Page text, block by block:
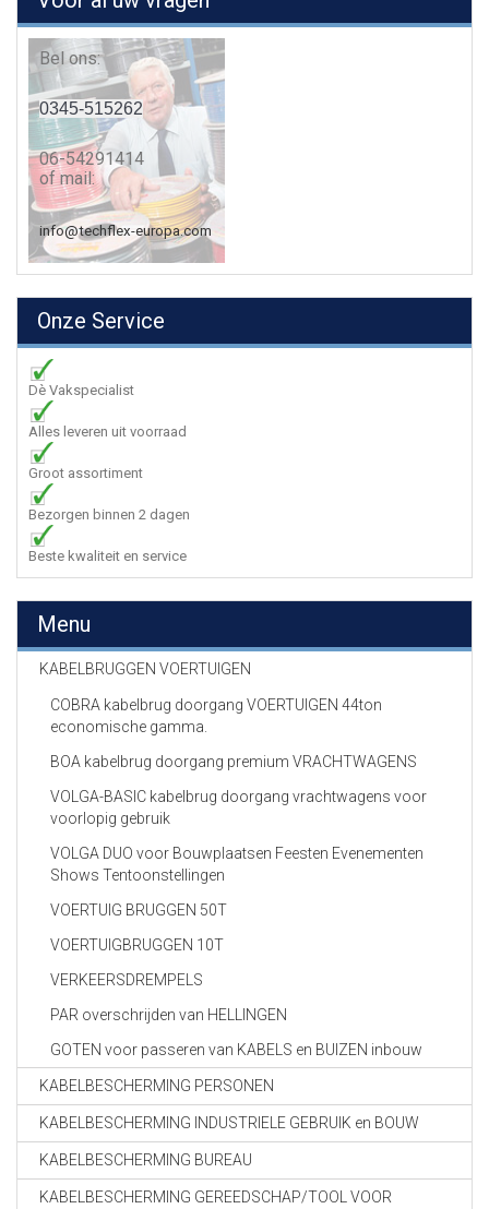
Bel ons:
0345-515262
06-54291414
of mail:
info@techflex-europa.com
Onze Service
Dè Vakspecialist
Alles leveren uit voorraad
Groot assortiment
Bezorgen binnen 2 dagen
Beste kwaliteit en service
Menu
KABELBRUGGEN VOERTUIGEN
COBRA kabelbrug doorgang VOERTUIGEN 44ton
economische gamma.
BOA kabelbrug doorgang premium VRACHTWAGENS
VOLGA-BASIC kabelbrug doorgang vrachtwagens voor
voorlopig gebruik
VOLGA DUO voor Bouwplaatsen Feesten Evenementen
Shows Tentoonstellingen
VOERTUIG BRUGGEN 50T
VOERTUIGBRUGGEN 10T
VERKEERSDREMPELS
PAR overschrijden van HELLINGEN
GOTEN voor passeren van KABELS en BUIZEN inbouw
KABELBESCHERMING PERSONEN
KABELBESCHERMING INDUSTRIELE GEBRUIK en BOUW
KABELBESCHERMING BUREAU
KABELBESCHERMING GEREEDSCHAP/TOOL VOOR